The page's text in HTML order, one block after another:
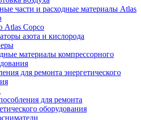
части и расходные материалы Atlas
Atlas Copco
азота и кислорода
материалы компрессорного
для ремонта энергетического
для ремонта
оборудования